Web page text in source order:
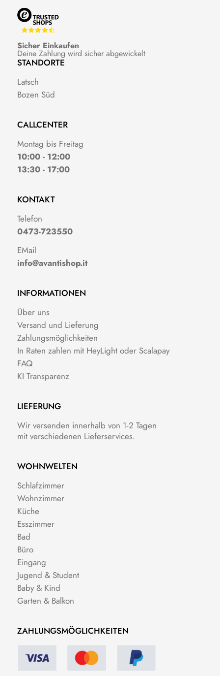
Sicher Einkaufen
Deine Zahlung wird sicher abgewickelt
STANDORTE
Latsch
Bozen Süd
CALLCENTER
Montag bis Freitag
10:00 - 12:00
13:30 - 17:00
KONTAKT
Telefon
0473-723550
EMail
info@avantishop.it
INFORMATIONEN
Über uns
Versand und Lieferung
Zahlungsmöglichkeiten
In Raten zahlen mit HeyLight oder Scalapay
FAQ
KI Transparenz
LIEFERUNG
Wir versenden innerhalb von 1-2 Tagen
mit verschiedenen Lieferservices.
WOHNWELTEN
Schlafzimmer
Wohnzimmer
Küche
Esszimmer
Bad
Büro
Eingang
Jugend & Student
Baby & Kind
Garten & Balkon
ZAHLUNGSMÖGLICHKEITEN